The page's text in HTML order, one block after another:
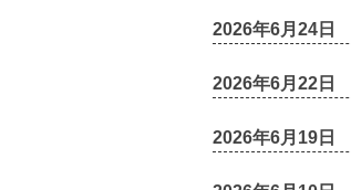
2026年6月24日
2026年6月22日
2026年6月19日